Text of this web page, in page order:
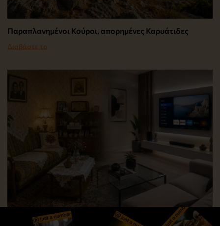
Παραπλανημένοι Κούροι, απορημένες Καρυάτιδες
Διαβάστε το
Όταν η παράδοση συναντά τη σύγχρονη ζωή